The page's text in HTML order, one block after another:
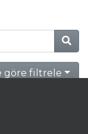
göre filtrele